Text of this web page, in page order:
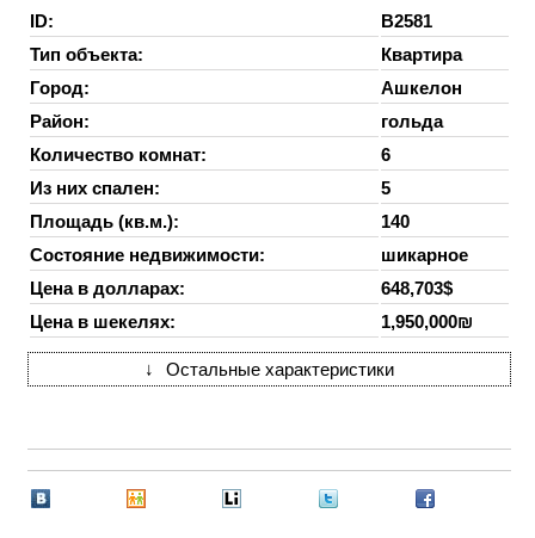
ID:
B2581
Тип объекта:
Квартира
Город:
Ашкелон
Район:
гольда
Количество комнат:
6
Из них спален:
5
Площадь (кв.м.):
140
Состояние недвижимости:
шикарное
Цена в долларах:
648,703$
Цена в шекелях:
1,950,000₪
↓ Остальные характеристики